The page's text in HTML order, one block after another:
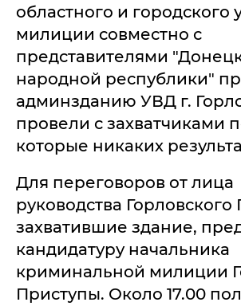
областного и городского
милиции совместно с
представителями
народной республики"
админзданию УВД г.
провели с захватчиками
которые никаких
Для переговоров от лица
руководства Горловского
захватившие здание,
кандидатуру начальника
криминальной милиции
Приступы. Около 17.00